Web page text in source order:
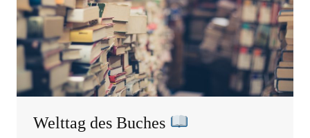
Welttag des Buches